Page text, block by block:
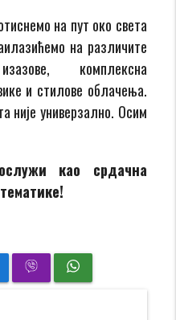
на пут око света
на различите
комплексна
и стилове облачења.
није универзално. Осим
као срдачна